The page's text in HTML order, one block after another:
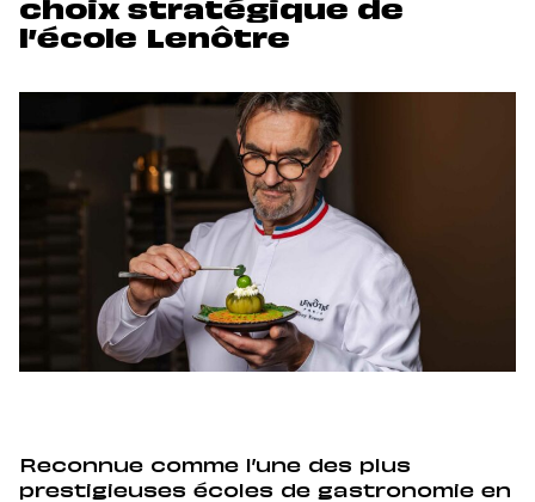
choix stratégique de
l’école Lenôtre
Reconnue comme l’une des plus
prestigieuses écoles de gastronomie en